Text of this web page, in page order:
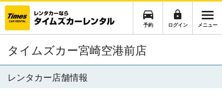
予約 ログイン メニュー
タイムズカー宮崎空港前店
レンタカー店舗情報